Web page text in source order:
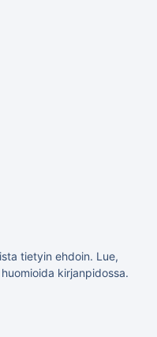
tietyin ehdoin. Lue,
kirjanpidossa.